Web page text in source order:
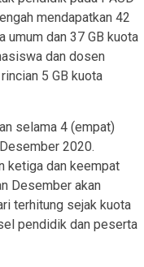
mendapatkan 42
umum dan 37 GB kuota
dan dosen
5 GB kuota
selama 4 (empat)
2020.
ketiga dan keempat
Desember akan
terhitung sejak kuota
pendidik dan peserta